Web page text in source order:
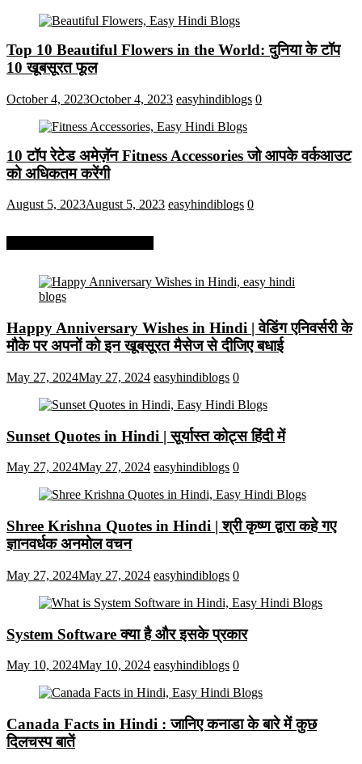
Top 10 Beautiful Flowers in the World: दुनिया के टॉप
10 खूबसूरत फूल
October 4, 2023October 4, 2023 easyhindiblogs 0
10 टॉप रेटेड अमेज़ॅन Fitness Accessories जो आपके वर्कआउट
को अधिकतम करेंगी
August 5, 2023August 5, 2023 easyhindiblogs 0
Happy Anniversary Wishes in Hindi | वेडिंग एनिवर्सरी के
मौके पर अपनों को इन खूबसूरत मैसेज से दीजिए बधाई
May 27, 2024May 27, 2024 easyhindiblogs 0
Sunset Quotes in Hindi | सूर्यास्त कोट्स हिंदी में
May 27, 2024May 27, 2024 easyhindiblogs 0
Shree Krishna Quotes in Hindi | श्री कृष्ण द्वारा कहे गए
ज्ञानवर्धक अनमोल वचन
May 27, 2024May 27, 2024 easyhindiblogs 0
System Software क्या है और इसके प्रकार
May 10, 2024May 10, 2024 easyhindiblogs 0
Canada Facts in Hindi : जानिए कनाडा के बारे में कुछ
दिलचस्प बातें